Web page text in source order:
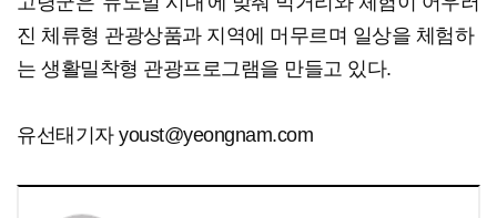
진 체류형 관광상품과 지역에 머무르며 일상을 체험하
는 생활밀착형 관광프로그램을 만들고 있다.
유선태기자 youst@yeongnam.com